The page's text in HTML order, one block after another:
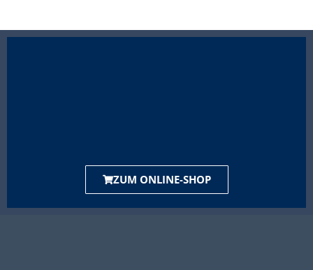
ZUM ONLINE-SHOP